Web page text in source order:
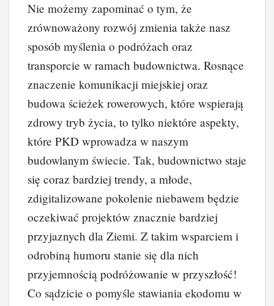
Nie możemy zapominać o tym, że
zrównoważony rozwój zmienia także nasz
sposób myślenia o podróżach oraz
transporcie w ramach budownictwa. Rosnące
znaczenie komunikacji miejskiej oraz
budowa ścieżek rowerowych, które wspierają
zdrowy tryb życia, to tylko niektóre aspekty,
które PKD wprowadza w naszym
budowlanym świecie. Tak, budownictwo staje
się coraz bardziej trendy, a młode,
zdigitalizowane pokolenie niebawem będzie
oczekiwać projektów znacznie bardziej
przyjaznych dla Ziemi. Z takim wsparciem i
odrobiną humoru stanie się dla nich
przyjemnością podróżowanie w przyszłość!
Co sądzicie o pomyśle stawiania ekodomu w